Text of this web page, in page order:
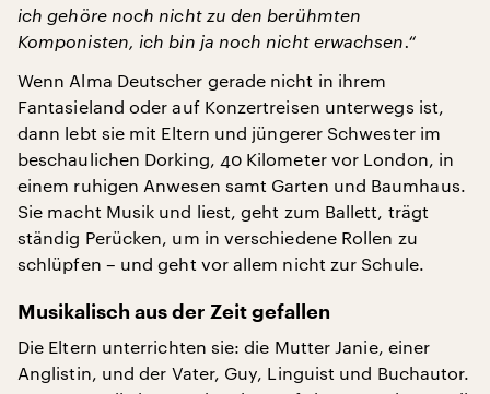
ich gehöre noch nicht zu den berühmten
Komponisten, ich bin ja noch nicht erwachsen.“
Wenn Alma Deutscher gerade nicht in ihrem
Fantasieland oder auf Konzertreisen unterwegs ist,
dann lebt sie mit Eltern und jüngerer Schwester im
beschaulichen Dorking, 40 Kilometer vor London, in
einem ruhigen Anwesen samt Garten und Baumhaus.
Sie macht Musik und liest, geht zum Ballett, trägt
ständig Perücken, um in verschiedene Rollen zu
schlüpfen – und geht vor allem nicht zur Schule.
Musikalisch aus der Zeit gefallen
Die Eltern unterrichten sie: die Mutter Janie, einer
Anglistin, und der Vater, Guy, Linguist und Buchautor.